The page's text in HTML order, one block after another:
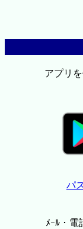
アプリ
パ
ﾒｰﾙ・電